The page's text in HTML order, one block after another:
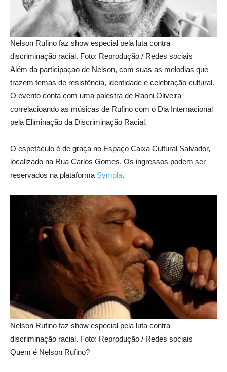
Nelson Rufino faz show especial pela luta contra
discriminação racial. Foto: Reprodução / Redes sociais
Além da participaçao de Nelson, com suas as melodias que
trazem temas de resistência, identidade e celebração cultural.
O evento conta com uma palestra de Raoni Oliveira
correlacioando as músicas de Rufino com o Dia Internacional
pela Eliminação da Discriminação Racial.
O espetáculo é de graça no Espaço Caixa Cultural Salvador,
localizado na Rua Carlos Gomes. Os ingressos podem ser
reservados na plataforma Sympla.
Nelson Rufino faz show especial pela luta contra
discriminação racial. Foto: Reprodução / Redes sociais
Quem é Nelson Rufino?